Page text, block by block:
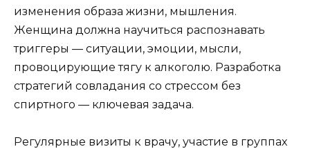
изменения образа жизни, мышления.
Женщина должна научиться распознавать
триггеры — ситуации, эмоции, мысли,
провоцирующие тягу к алкоголю. Разработка
стратегий совладания со стрессом без
спиртного — ключевая задача.
Регулярные визиты к врачу, участие в группах